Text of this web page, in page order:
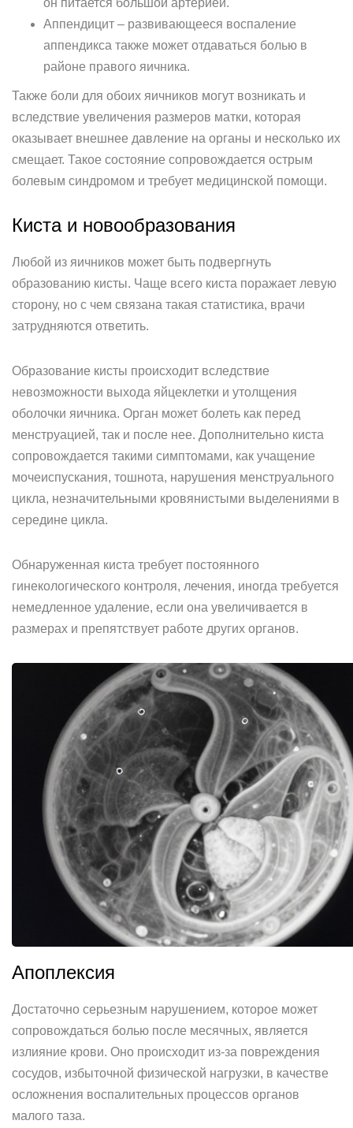
он питается большой артерией.
Аппендицит – развивающееся воспаление
аппендикса также может отдаваться болью в
районе правого яичника.
Также боли для обоих яичников могут возникать и
вследствие увеличения размеров матки, которая
оказывает внешнее давление на органы и несколько их
смещает. Такое состояние сопровождается острым
болевым синдромом и требует медицинской помощи.
Киста и новообразования
Любой из яичников может быть подвергнуть
образованию кисты. Чаще всего киста поражает левую
сторону, но с чем связана такая статистика, врачи
затрудняются ответить.
Образование кисты происходит вследствие
невозможности выхода яйцеклетки и утолщения
оболочки яичника. Орган может болеть как перед
менструацией, так и после нее. Дополнительно киста
сопровождается такими симптомами, как учащение
мочеиспускания, тошнота, нарушения менструального
цикла, незначительными кровянистыми выделениями в
середине цикла.
Обнаруженная киста требует постоянного
гинекологического контроля, лечения, иногда требуется
немедленное удаление, если она увеличивается в
размерах и препятствует работе других органов.
Апоплексия
Достаточно серьезным нарушением, которое может
сопровождаться болью после месячных, является
излияние крови. Оно происходит из-за повреждения
сосудов, избыточной физической нагрузки, в качестве
осложнения воспалительных процессов органов
малого таза.